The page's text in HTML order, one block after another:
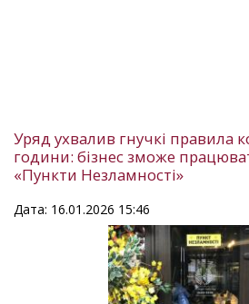
Уряд ухвалив гнучкі правила
години: бізнес зможе
«Пункти Незламності»
Дата: 16.01.2026 15:46